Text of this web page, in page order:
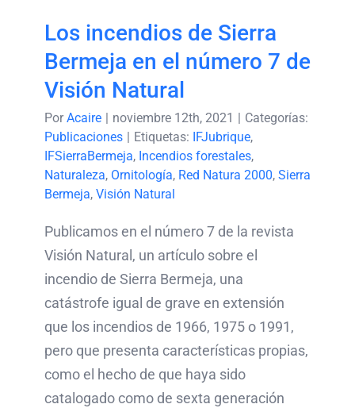
Los incendios de Sierra
Bermeja en el número 7 de
Visión Natural
PorAcaire | noviembre 12th, 2021 | Categorías:
Publicaciones | Etiquetas: IFJubrique,
IFSierraBermeja, Incendios forestales,
Naturaleza, Ornitología, Red Natura 2000, Sierra
Bermeja, Visión Natural
Publicamos en el número 7 de la revista
Visión Natural, un artículo sobre el
incendio de Sierra Bermeja, una
catástrofe igual de grave en extensión
que los incendios de 1966, 1975 o 1991,
pero que presenta características propias,
como el hecho de que haya sido
catalogado como de sexta generación